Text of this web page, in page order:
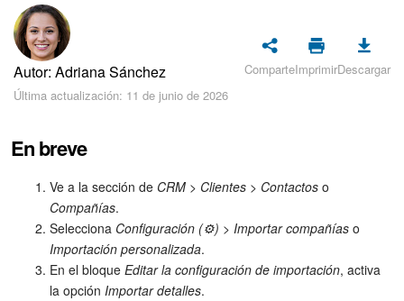
Seguridad
Planes y pagos
Cómo empezar
Feed
Messenger
Collabs
Calendario
Autor: Adriana Sánchez
Última actualización: 11 de junio de 2026
ComparteImprimirDescargar
En breve
Ve a la sección de CRM > Clientes > Contactos o
Compañías.
Selecciona Configuración (⚙️) > Importar compañías o
Importación personalizada.
En el bloque Editar la configuración de importación, activa
la opción Importar detalles.